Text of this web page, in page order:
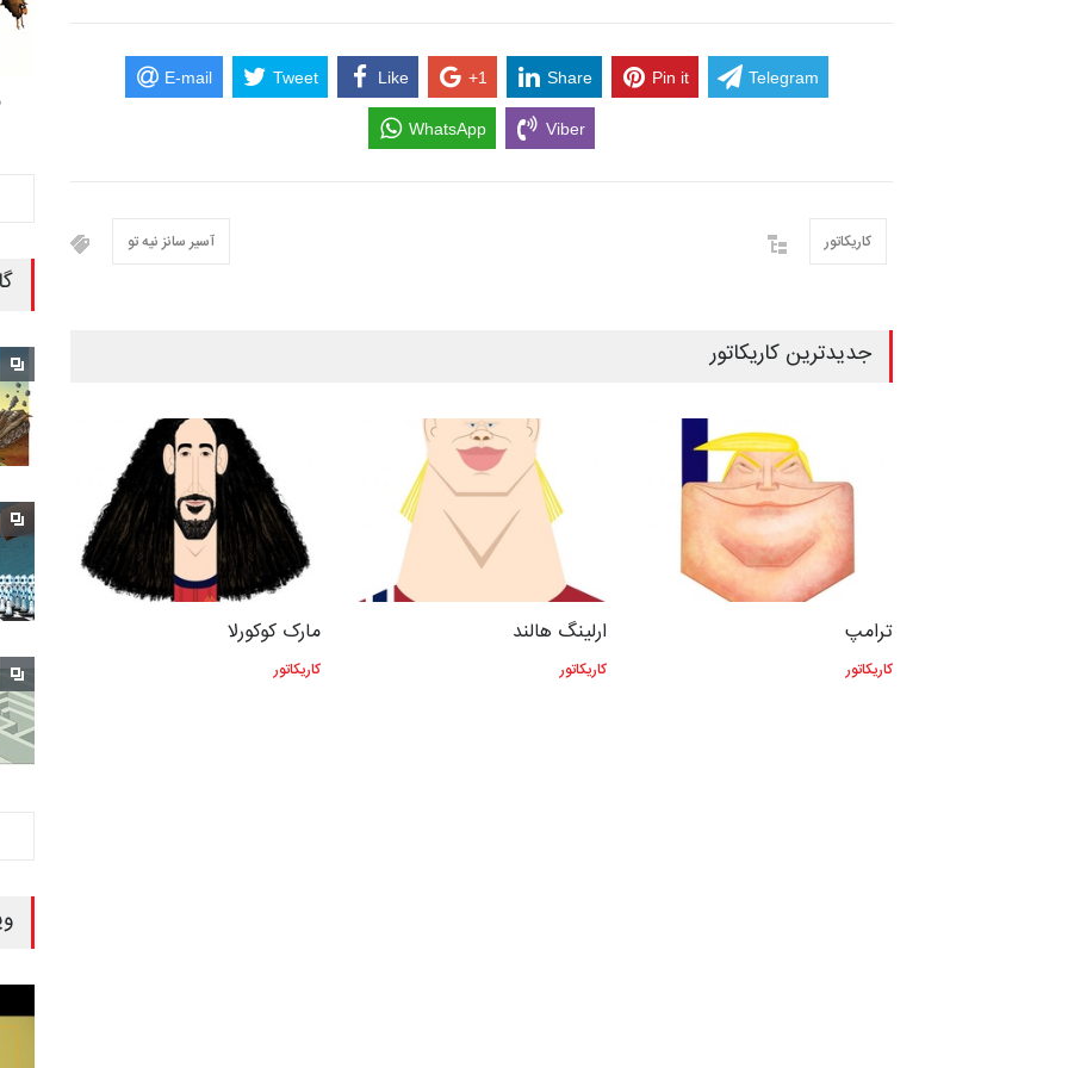
E-mail Tweet Like +1 Share Pin it Telegram
WhatsApp Viber
آسیر سانز نیه تو کاریکاتور
جدیدترین کاریکاتور
مارک کوکورلا
کاریکاتور
ارلینگ هالند
کاریکاتور
ترامپ
کاریکاتور